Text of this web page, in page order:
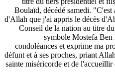
Boulaïd, décédé samedi.
d'Allah que j'ai appris le décès
Conseil de la nation au titre
symbole Mostefa Ben
condoléances et exprime ma
défunt et à ses proches, priant
sainte miséricorde et de